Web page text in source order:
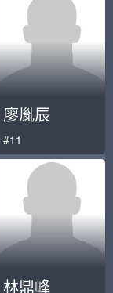
廖胤辰
#11
林鼎峰